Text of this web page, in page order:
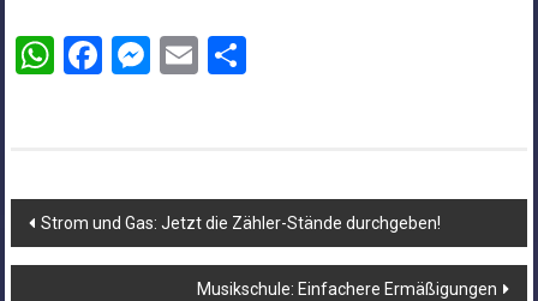
WhatsApp
Facebook
Messenger
Email
Beitragsnavigation
Strom und Gas: Jetzt die Zähler-Stände durchgeben!
Musikschule: Einfachere Ermäßigungen